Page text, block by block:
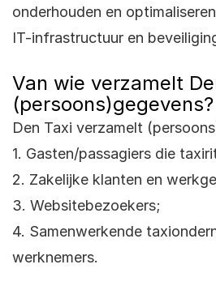
onderhouden en
IT-infrastructuur en
Van wie verzamelt
(persoons)gegevens?
Den Taxi verzamelt
1. Gasten/passagiers die
2. Zakelijke klanten en
3. Websitebezoekers;
4. Samenwerkende
werknemers.